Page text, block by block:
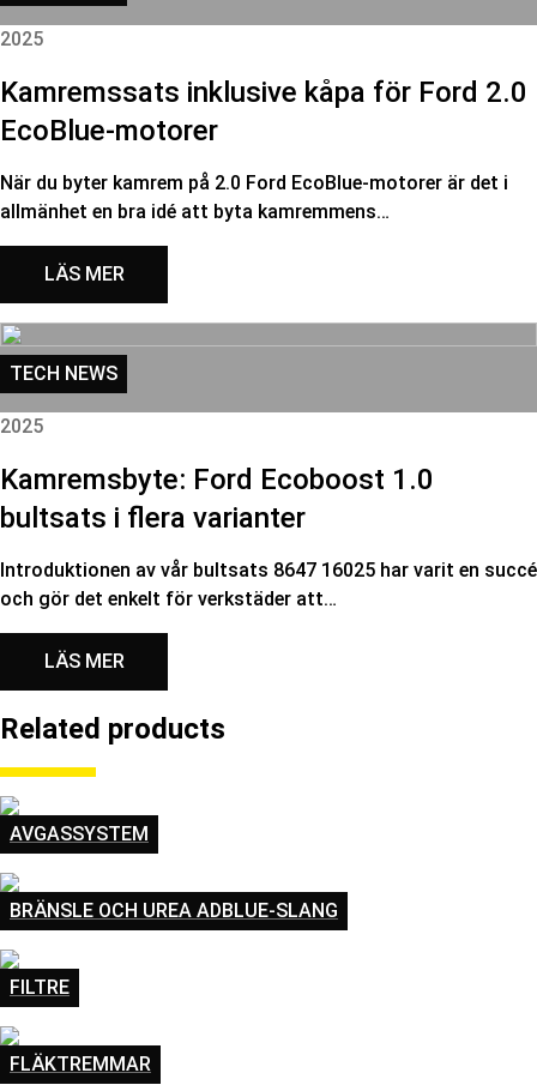
2025
Kamremssats inklusive kåpa för Ford 2.0
EcoBlue-motorer
När du byter kamrem på 2.0 Ford EcoBlue-motorer är det i
allmänhet en bra idé att byta kamremmens…
LÄS MER
TECH NEWS
2025
Kamremsbyte: Ford Ecoboost 1.0
bultsats i flera varianter
Introduktionen av vår bultsats 8647 16025 har varit en succé
och gör det enkelt för verkstäder att…
LÄS MER
Related products
AVGASSYSTEM
BRÄNSLE OCH UREA ADBLUE-SLANG
FILTRE
FLÄKTREMMAR